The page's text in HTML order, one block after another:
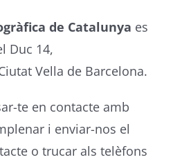
de Catalunya es
Duc 14,
Vella de Barcelona.
te en contacte amb
i enviar-nos el
o trucar als telèfons